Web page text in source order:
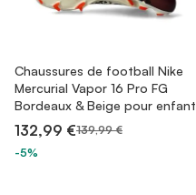
Chaussures de football Nike
Mercurial Vapor 16 Pro FG
Bordeaux & Beige pour enfant
132,99 €139,99 €
-5%